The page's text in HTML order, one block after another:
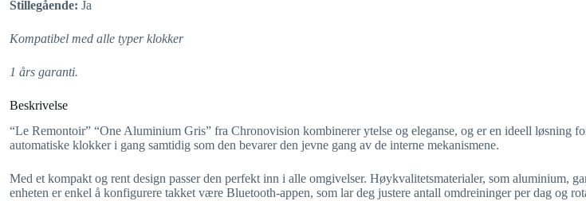
Stillegående: Ja
Kompatibel med alle typer klokker
1 års garanti.
Beskrivelse
“Le Remontoir” “One Aluminium Gris” fra Chronovision kombinerer ytelse og eleganse, og er en ideell løsning
automatiske klokker i gang samtidig som den bevarer den jevne gang av de interne mekanismene.
Med et kompakt og rent design passer den perfekt inn i alle omgivelser. Høykvalitetsmaterialer, som aluminium,
enheten er enkel å konfigurere takket være Bluetooth-appen, som lar deg justere antall omdreininger per dag og